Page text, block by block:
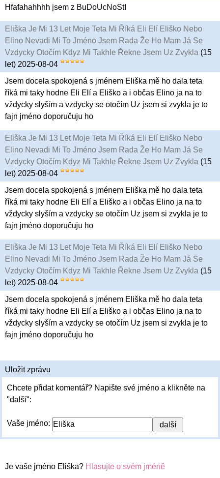
Hfafahahhhh jsem z BuDoUcNoStI
Eliška Je Mi 13 Let Moje Teta Mi Říká Eli Elí Eliško Nebo
Elino Nevadi Mi To Jméno Jsem Rada Že Ho Mam Já Se
Vzdycky Otočím Kdyz Mi Takhle Řekne Jsem Uz Zvykla (15
let) 2025-08-04
Jsem docela spokojená s jménem Eliška mě ho dala teta
říká mi taky hodne Eli Elí a Eliško a i občas Elino ja na to
vždycky slyším a vzdycky se otočím Uz jsem si zvykla je to
fajn jméno doporučuju ho
Eliška Je Mi 13 Let Moje Teta Mi Říká Eli Elí Eliško Nebo
Elino Nevadi Mi To Jméno Jsem Rada Že Ho Mam Já Se
Vzdycky Otočím Kdyz Mi Takhle Řekne Jsem Uz Zvykla (15
let) 2025-08-04
Jsem docela spokojená s jménem Eliška mě ho dala teta
říká mi taky hodne Eli Elí a Eliško a i občas Elino ja na to
vždycky slyším a vzdycky se otočím Uz jsem si zvykla je to
fajn jméno doporučuju ho
Eliška Je Mi 13 Let Moje Teta Mi Říká Eli Elí Eliško Nebo
Elino Nevadi Mi To Jméno Jsem Rada Že Ho Mam Já Se
Vzdycky Otočím Kdyz Mi Takhle Řekne Jsem Uz Zvykla (15
let) 2025-08-04
Jsem docela spokojená s jménem Eliška mě ho dala teta
říká mi taky hodne Eli Elí a Eliško a i občas Elino ja na to
vždycky slyším a vzdycky se otočím Uz jsem si zvykla je to
fajn jméno doporučuju ho
Uložit zprávu
Chcete přidat komentář? Napište své jméno a klikněte na
"další":
Vaše jméno:
Je vaše jméno Eliška? Hlasujte o svém jméně